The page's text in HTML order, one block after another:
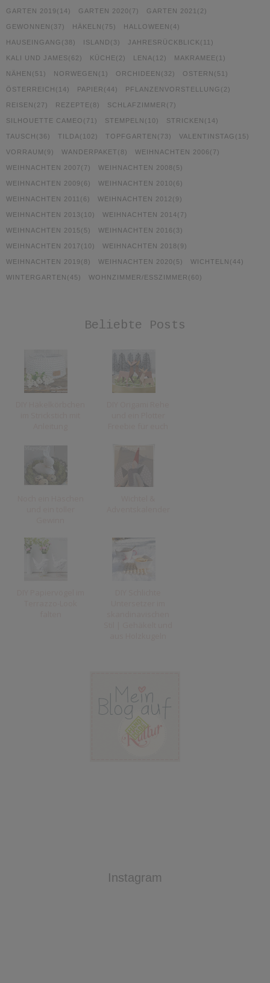
GARTEN 2019 (14) GARTEN 2020(7) GARTEN 2021 (2)
GEWONNEN (37) HÄKELN (75) HALLOWEEN (4)
HAUSEINGANG (38) ISLAND (3) JAHRESRÜCKBLICK (11)
KALI UND JAMES(62) KÜCHE (2) LENA(12) MAKRAMEE (1)
NÄHEN (51) NORWEGEN (1) ORCHIDEEN (32) OSTERN (51)
ÖSTERREICH (14) PAPIER (44) PFLANZENVORSTELLUNG (2)
REISEN (27) REZEPTE (8) SCHLAFZIMMER (7)
SILHOUETTE CAMEO (71) STEMPELN (10) STRICKEN (14)
TAUSCH (36) TILDA(102) TOPFGARTEN (73) VALENTINSTAG (15)
VORRAUM (9) WANDERPAKET (8) WEIHNACHTEN 2006 (7)
WEIHNACHTEN 2007 (7) WEIHNACHTEN 2008 (5)
WEIHNACHTEN 2009 (6) WEIHNACHTEN 2010(6)
WEIHNACHTEN 2011 (6) WEIHNACHTEN 2012 (9)
WEIHNACHTEN 2013 (10) WEIHNACHTEN 2014(7)
WEIHNACHTEN 2015(5) WEIHNACHTEN 2016 (3)
WEIHNACHTEN 2017 (10) WEIHNACHTEN 2018 (9)
WEIHNACHTEN 2019 (8) WEIHNACHTEN 2020(5) WICHTELN (44)
WINTERGARTEN (45) WOHNZIMMER/ESSZIMMER (60)
Beliebte Posts
Instagram